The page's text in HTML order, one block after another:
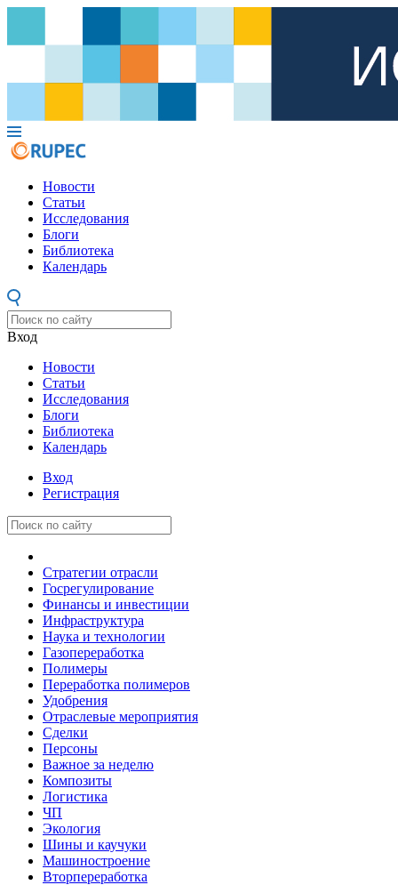
Новости
Статьи
Исследования
Блоги
Библиотека
Календарь
Вход
Новости
Статьи
Исследования
Блоги
Библиотека
Календарь
Вход
Регистрация
Стратегии отрасли
Госрегулирование
Финансы и инвестиции
Инфраструктура
Наука и технологии
Газопереработка
Полимеры
Переработка полимеров
Удобрения
Отраслевые мероприятия
Сделки
Персоны
Важное за неделю
Композиты
Логистика
ЧП
Экология
Шины и каучуки
Машиностроение
Вторпереработка